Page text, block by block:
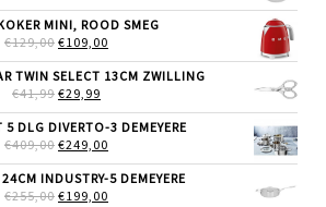
WAS:
€24,99.
IS:
€19,99.
MINI, ROOD SMEG
€129,00 OORSPRONKELIJKE
WAS:
€129,00.
€109,00
IS:
TWIN SELECT 13CM ZWILLING
€41,99 OORSPRONKELIJKE
WAS:
€41,99.
€29,99
IS:
€29,99.
5 DLG DIVERTO-3 DEMEYERE
€409,00 OORSPRONKELIJKE
WAS:
€409,00.
€249,00
IS:
INDUSTRY-5 DEMEYERE
€255,00 OORSPRONKELIJKE
€199,00